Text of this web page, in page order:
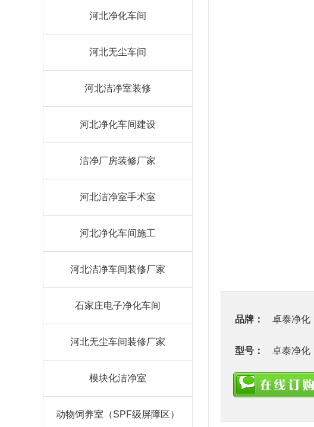
河北净化车间
河北无尘车间
河北洁净室装修
河北净化车间建设
洁净厂房装修厂家
河北洁净室手术室
河北净化车间施工
河北洁净车间装修厂家
石家庄电子净化车间
河北无尘车间装修厂家
模块化洁净室
动物饲养室（SPF级屏障区）
品牌： 卓泰净化
型号： 卓泰净化